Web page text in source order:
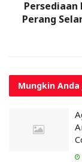
Persediaan
Perang
Mungkin Anda